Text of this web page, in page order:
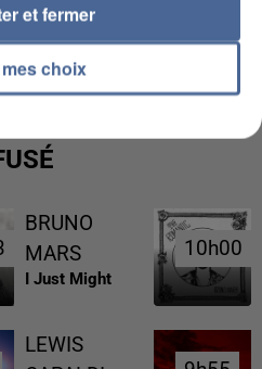
SUPPOSÉS DE LA DZ
ALGÉRIE
BRUNO
MARS
I Just Might
10h00
10h00
LEWIS
choix
et fermer